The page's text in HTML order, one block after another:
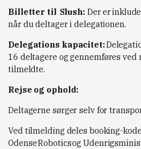
Billetter til Slush: Der er
når du deltager i delegationen.
Delegations kapacitet:
16 deltagere og gennemføres
tilmeldte.
Rejse og ophold:
Deltagerne sørger selv for
Ved tilmelding deles booking-
Odense Robotics og